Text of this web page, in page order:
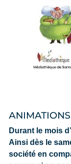
Durant le mois
Ainsi dès le
société en